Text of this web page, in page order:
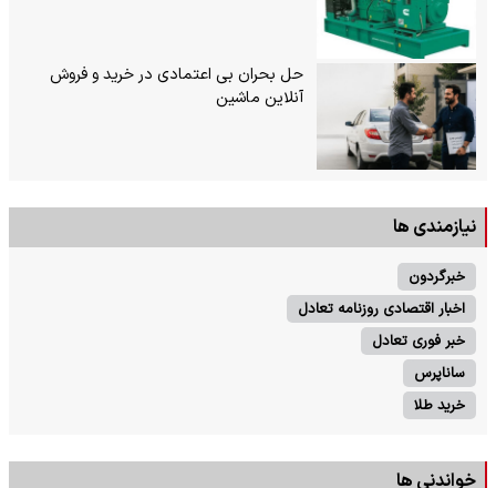
حل بحران بی‌ اعتمادی در خرید و فروش
آنلاین ماشین
نیازمندی ها
خبرگردون
اخبار اقتصادی روزنامه تعادل
خبر فوری تعادل
ساناپرس
خرید طلا
خواندنی ها